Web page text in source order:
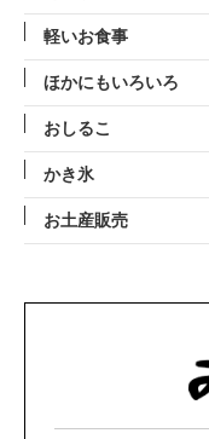
軽いお食事
ほかにもいろいろ
おしるこ
かき氷
お土産販売